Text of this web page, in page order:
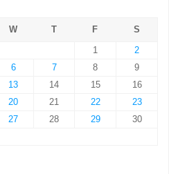
W T F
S
1
2
6 7 8
9
13 14 15
16
20 21 22
23
27 28 29
30